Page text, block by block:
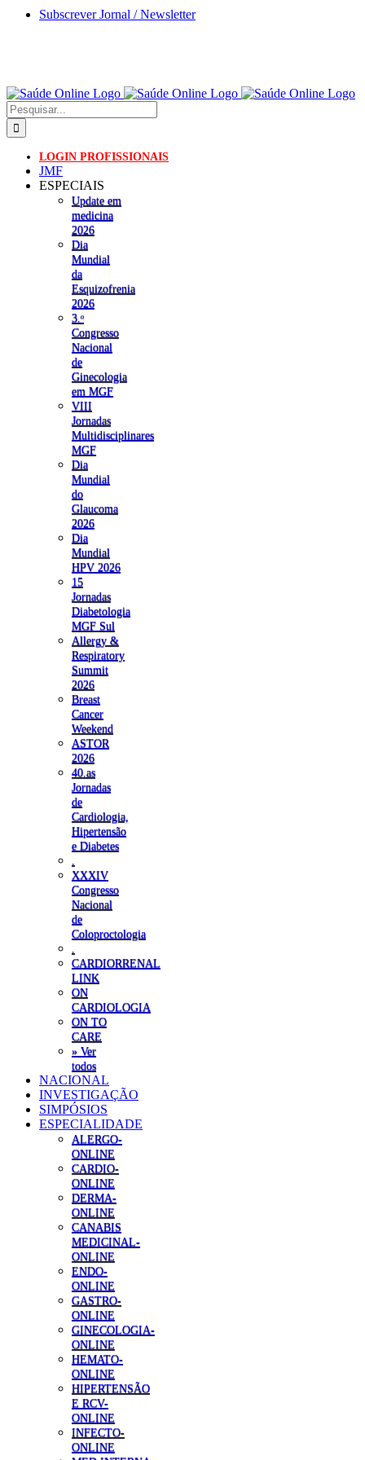
Skip
Subscrever Jornal / Newsletter
Pesquisar
LOGIN PROFISSIONAIS
JMF
ESPECIAIS
Update em
medicina
2026
Dia
Mundial
da
Esquizofrenia
2026
3.ᵒ
Congresso
Nacional
de
Ginecologia
em MGF
VIII
Jornadas
Multidisciplinares
MGF
Dia
Mundial
do
Glaucoma
2026
Dia
Mundial
HPV 2026
15
Jornadas
Diabetologia
MGF Sul
Allergy &
Respiratory
Summit
2026
Breast
Cancer
Weekend
ASTOR
2026
40.as
Jornadas
de
Cardiologia,
Hipertensão
e Diabetes
XXXIV
Congresso
Nacional
de
Coloproctologia
CARDIORRENAL
LINK
ON
CARDIOLOGIA
ON TO
CARE
» Ver
todos
NACIONAL
INVESTIGAÇÃO
SIMPÓSIOS
ESPECIALIDADE
ALERGO-
ONLINE
CARDIO-
ONLINE
DERMA-
ONLINE
CANABIS
MEDICINAL-
ONLINE
ENDO-
ONLINE
GASTRO-
ONLINE
GINECOLOGIA-
ONLINE
HEMATO-
ONLINE
HIPERTENSÃO
E RCV-
ONLINE
INFECTO-
ONLINE